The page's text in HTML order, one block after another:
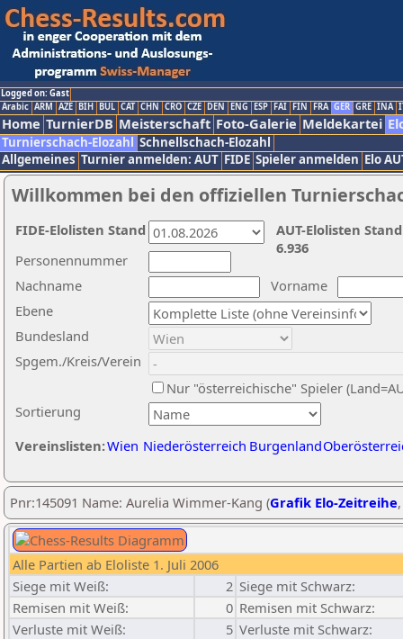
Logged on: Gast
Arabic ARM AZE BIH BUL CAT CHN CRO CZE DEN ENG ESP FAI FIN FRA GER GRE INA
Home TurnierDB Meisterschaft Foto-Galerie Meldekartei
Turnierschach-Elozahl Schnellschach-Elozahl
Allgemeines Turnier anmelden: AUT FIDE Spieler anmelden Elo
Willkommen bei den offiziellen
Nachname
Vorname
Ebene
Sortierung
Personennummer
Bundesland
Spgem./Kreis/Verein
Nur "österreichische" Spieler
Vereinslisten:Wien Niederösterreich Burgenland
AUT-Elolisten
6.936
FIDE-Elolisten Stand
Pnr:145091 Name: Aurelia Wimmer-Kang (Grafik Elo-Zeitreihe
Alle Partien ab Eloliste 1. Juli 2006
Siege mit Weiß:
2 Siege mit Schwarz:
Remisen mit Weiß:
0 Remisen mit Schwarz:
Verluste mit Weiß:
5 Verluste mit Schwarz: